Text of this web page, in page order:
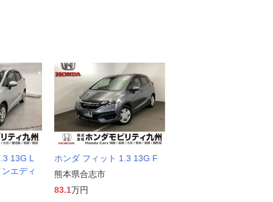
13G L
エディ
ホンダ フィット 1.3 13G F
熊本県合志市
83.1万円